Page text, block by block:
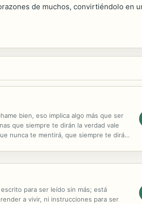
de muchos, convirtiéndolo en
bien, eso implica algo más que ser
que siempre te dirán la verdad vale
nunca te mentirá, que siempre te dirá la
escrito para ser leído sin más; está
a vivir, ni instrucciones para ser